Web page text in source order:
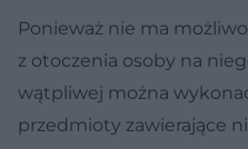
Ponieważ nie ma
z otoczenia osoby na
wątpliwej można
przedmioty zawierające